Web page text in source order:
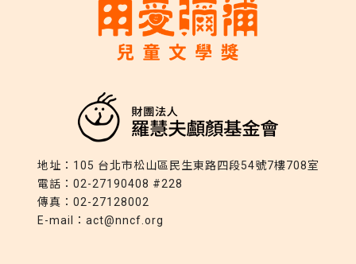
地址： 105 台北市松山區民生東路四段54號7樓708室
電話： 02-27190408 #228
傳真： 02-27128002
E-mail： act@nncf.org